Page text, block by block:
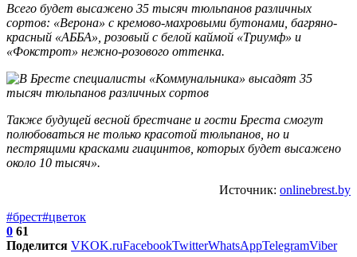
Всего будет высажено 35 тысяч тюльпанов различных
сортов: «Верона» с кремово-махровыми бутонами, багряно-
красный «АББА», розовый с белой каймой «Триумф» и
«Фокстрот» нежно-розового оттенка.
Также будущей весной брестчане и гости Бреста смогут
полюбоваться не только красотой тюльпанов, но и
пестрящими красками гиацинтов, которых будет высажено
около 10 тысяч».
Источник: onlinebrest.by
#брест#цветок
0 61
Поделится VKOK.ruFacebookTwitterWhatsAppTelegramViber